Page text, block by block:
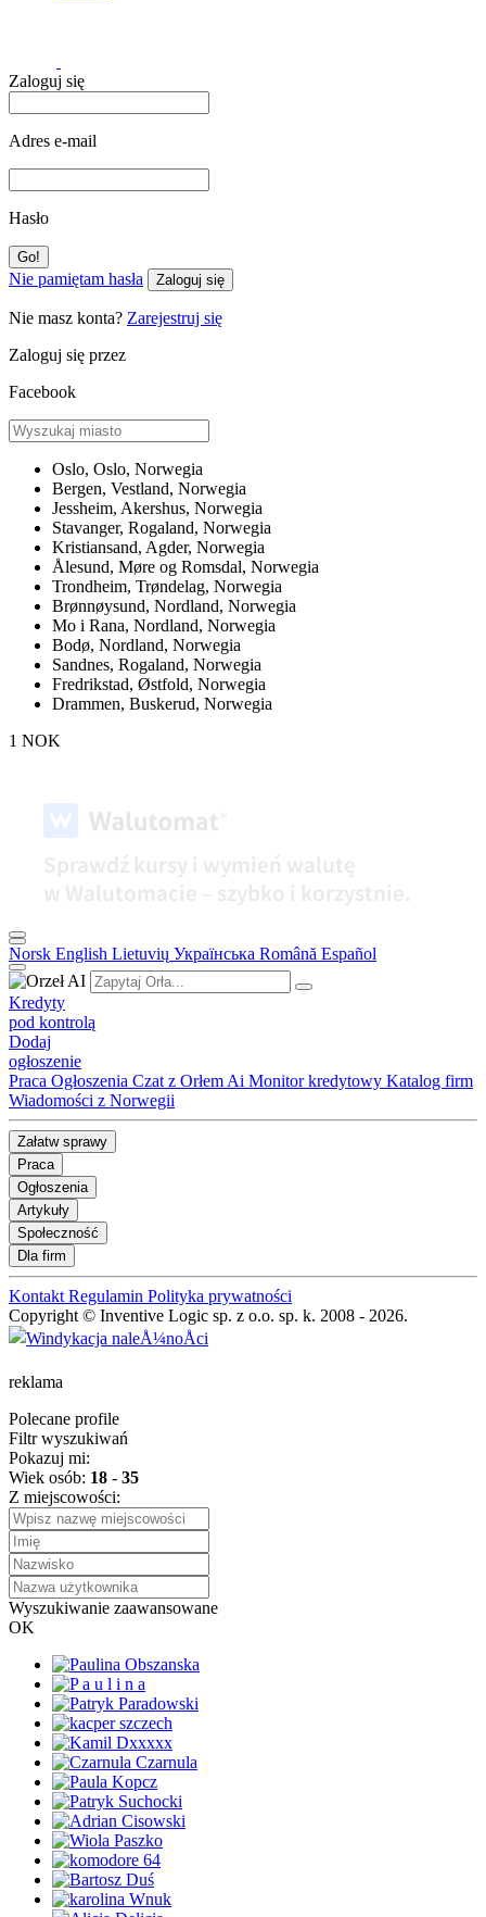
Zaloguj się
Adres e-mail
Hasło
Nie pamiętam hasła Zaloguj się
Nie masz konta? Zarejestruj się
Zaloguj się przez
Facebook
Oslo, Oslo, Norwegia
Bergen, Vestland, Norwegia
Jessheim, Akershus, Norwegia
Stavanger, Rogaland, Norwegia
Kristiansand, Agder, Norwegia
Ålesund, Møre og Romsdal, Norwegia
Trondheim, Trøndelag, Norwegia
Brønnøysund, Nordland, Norwegia
Mo i Rana, Nordland, Norwegia
Bodø, Nordland, Norwegia
Sandnes, Rogaland, Norwegia
Fredrikstad, Østfold, Norwegia
Drammen, Buskerud, Norwegia
1 NOK
Norsk English Lietuvių Українська Română Español
Kredyty
pod kontrolą
Dodaj
ogłoszenie
Praca Ogłoszenia Czat z Orłem Ai Monitor kredytowy Katalog firm
Wiadomości z Norwegii
Załatw sprawy
Praca
Ogłoszenia
Artykuły
Społeczność
Dla firm
Kontakt Regulamin Polityka prywatności
Copyright © Inventive Logic sp. z o.o. sp. k. 2008 - 2026.
reklama
Polecane profile
Filtr wyszukiwań
Pokazuj mi:
Wiek osób: 18 - 35
Z miejscowości:
Wyszukiwanie zaawansowane
OK